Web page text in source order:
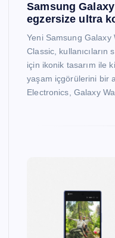
Samsung
egzersize ultra
Yeni Samsung Galaxy
Classic,
için ikonik tasarım ile
yaşam içgörülerini bir
Electronics, Galaxy